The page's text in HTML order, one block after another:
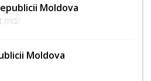
Moldova
Moldova